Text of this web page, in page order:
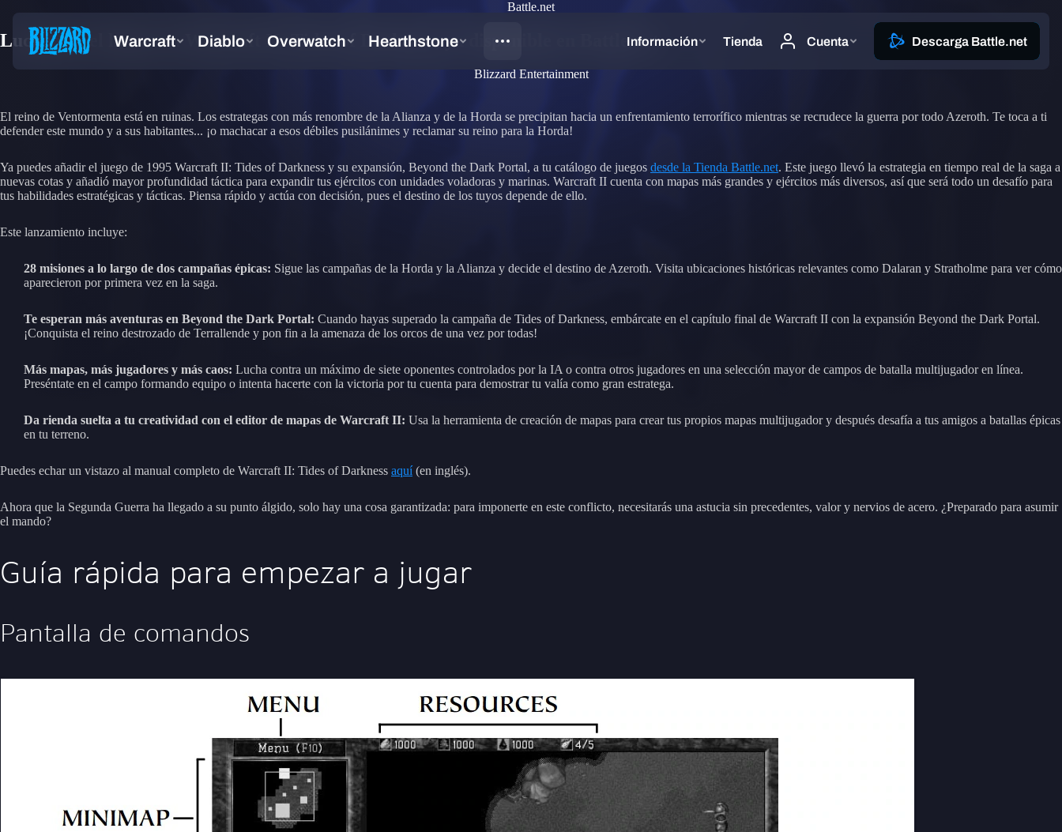
Battle.net
Lucha por el honor en Warcraft II: Tides of Darkness, ya disponible en Battle.net
Blizzard Entertainment
El reino de Ventormenta está en ruinas. Los estrategas con más renombre de la Alianza y de la Horda se precipitan hacia un enfrentamiento terrorífico mientras se recrudece la guerra por todo Azeroth. Te toca a ti
defender este mundo y a sus habitantes... ¡o machacar a esos débiles pusilánimes y reclamar su reino para la Horda!
Ya puedes añadir el juego de 1995 Warcraft II: Tides of Darkness y su expansión, Beyond the Dark Portal, a tu catálogo de juegos desde la Tienda Battle.net. Este juego llevó la estrategia en tiempo real de la saga a
nuevas cotas y añadió mayor profundidad táctica para expandir tus ejércitos con unidades voladoras y marinas. Warcraft II cuenta con mapas más grandes y ejércitos más diversos, así que será todo un desafío para
tus habilidades estratégicas y tácticas. Piensa rápido y actúa con decisión, pues el destino de los tuyos depende de ello.
Este lanzamiento incluye:
28 misiones a lo largo de dos campañas épicas: Sigue las campañas de la Horda y la Alianza y decide el destino de Azeroth. Visita ubicaciones históricas relevantes como Dalaran y Stratholme para ver cómo
aparecieron por primera vez en la saga.
Te esperan más aventuras en Beyond the Dark Portal: Cuando hayas superado la campaña de Tides of Darkness, embárcate en el capítulo final de Warcraft II con la expansión Beyond the Dark Portal.
¡Conquista el reino destrozado de Terrallende y pon fin a la amenaza de los orcos de una vez por todas!
Más mapas, más jugadores y más caos: Lucha contra un máximo de siete oponentes controlados por la IA o contra otros jugadores en una selección mayor de campos de batalla multijugador en línea.
Preséntate en el campo formando equipo o intenta hacerte con la victoria por tu cuenta para demostrar tu valía como gran estratega.
Da rienda suelta a tu creatividad con el editor de mapas de Warcraft II: Usa la herramienta de creación de mapas para crear tus propios mapas multijugador y después desafía a tus amigos a batallas épicas
en tu terreno.
Puedes echar un vistazo al manual completo de Warcraft II: Tides of Darkness aquí(en inglés).
Ahora que la Segunda Guerra ha llegado a su punto álgido, solo hay una cosa garantizada: para imponerte en este conflicto, necesitarás una astucia sin precedentes, valor y nervios de acero. ¿Preparado para asumir
el mando?
Guía rápida para empezar a jugar
Pantalla de comandos